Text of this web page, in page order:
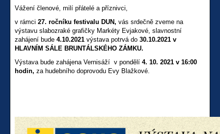
Vážení členové, milí přátelé a příznivci,
v rámci 27. ročníku festivalu DUN, vás srdečně zveme na
výstavu slabozraké grafičky Markéty Evjakové, slavnostní
zahájení bude 4.10.2021 výstava potrvá do 30.10.2021 v
HLAVNÍM SÁLE BRUNTÁLSKÉHO ZÁMKU.
Výstava bude zahájena Vernisáží v pondělí 4. 10. 2021 v 16:00
hodin, za hudebního doprovodu Evy Blažkové.